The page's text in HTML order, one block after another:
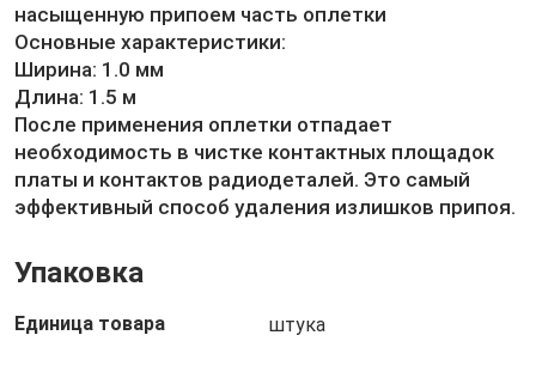
насыщенную припоем часть оплетки
Основные характеристики:
Ширина: 1.0 мм
Длина: 1.5 м
После применения оплетки отпадает
необходимость в чистке контактных площадок
платы и контактов радиодеталей. Это самый
эффективный способ удаления излишков припоя.
Упаковка
Единица товара штука